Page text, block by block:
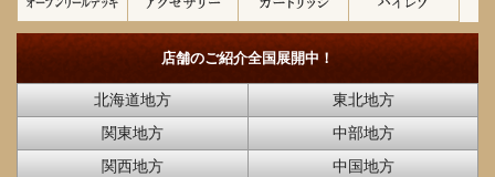
店舗のご紹介全国展開中！
北海道地方
東北地方
関東地方
中部地方
関西地方
中国地方